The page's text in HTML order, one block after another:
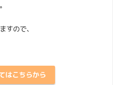
すので、
はこちらから